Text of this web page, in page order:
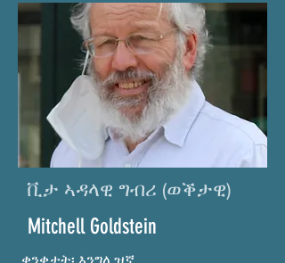
ቪታ ኣዳላዊ ግብሪ (ወቕታዊ)
Mitchell Goldstein
ቋንቋታት፡ እንግሊዝኛ